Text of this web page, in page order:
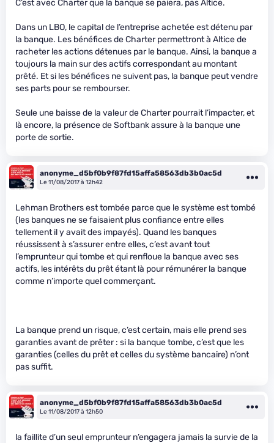
C’est avec Charter que la banque se paiera, pas Altice.
Dans un LBO, le capital de l’entreprise achetée est détenu par
la banque. Les bénéfices de Charter permettront à Altice de
racheter les actions détenues par le banque. Ainsi, la banque a
toujours la main sur des actifs correspondant au montant
prêté. Et si les bénéfices ne suivent pas, la banque peut vendre
ses parts pour se rembourser.
Seule une baisse de la valeur de Charter pourrait l’impacter, et
là encore, la présence de Softbank assure à la banque une
porte de sortie.
anonyme_d5bf0b9f87fd15affa58563db3b0ac5d
Le 11/08/2017 à 12h42
Lehman Brothers est tombée parce que le système est tombé
(les banques ne se faisaient plus confiance entre elles
tellement il y avait des impayés). Quand les banques
réussissent à s’assurer entre elles, c’est avant tout
l’emprunteur qui tombe et qui renfloue la banque avec ses
actifs, les intérêts du prêt étant là pour rémunérer la banque
comme n’importe quel commerçant.
La banque prend un risque, c’est certain, mais elle prend ses
garanties avant de prêter : si la banque tombe, c’est que les
garanties (celles du prêt et celles du système bancaire) n’ont
pas suffit.
anonyme_d5bf0b9f87fd15affa58563db3b0ac5d
Le 11/08/2017 à 12h50
la faillite d’un seul emprunteur n’engagera jamais la survie de la